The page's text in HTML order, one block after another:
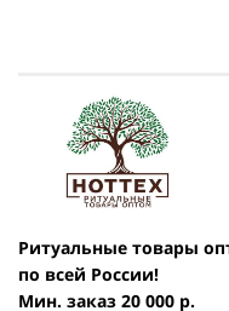
Ритуальные товары
по всей России!
Мин. заказ 20 000 р.